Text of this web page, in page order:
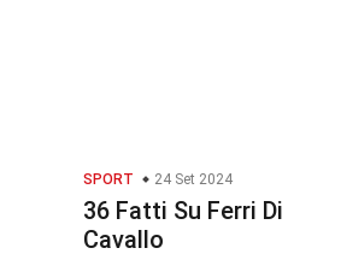
SPORT 24 Set 2024
36 Fatti Su Ferri Di
Cavallo